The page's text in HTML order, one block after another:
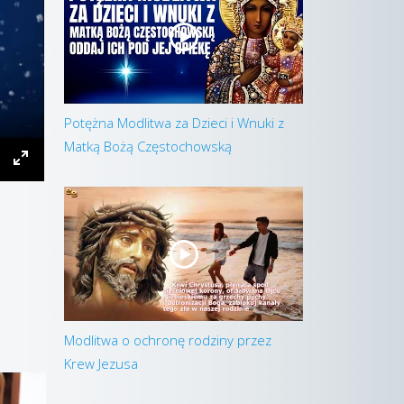
Potężna Modlitwa za Dzieci i Wnuki z
Matką Bożą Częstochowską
Modlitwa o ochronę rodziny przez
Krew Jezusa